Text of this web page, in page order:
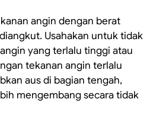
angin dengan berat
Usahakan untuk tidak
yang terlalu tinggi atau
tekanan angin terlalu
aus di bagian tengah,
mengembang secara tidak